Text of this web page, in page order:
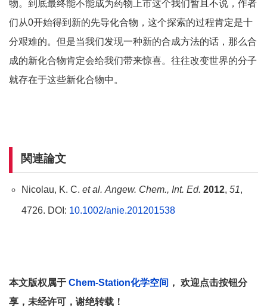
物。到底最终能不能成为药物上市这个我们暂且不说，作者
们从0开始得到新的先导化合物，这个探索的过程肯定是十
分艰难的。但是当我们发现一种新的合成方法的话，那么合
成的新化合物肯定会给我们带来惊喜。往往改变世界的分子
就存在于这些新化合物中。
関連論文
Nicolau, K. C. et al. Angew. Chem., Int. Ed. 2012, 51,
4726. DOI: 10.1002/anie.201201538
本文版权属于 Chem-Station化学空间 ， 欢迎点击按钮分
享，未经许可，谢绝转载！